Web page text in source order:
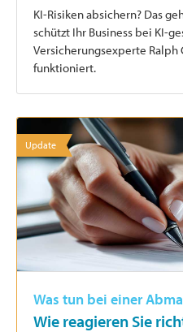
KI-Risiken absichern? Das
schützt Ihr Business bei KI-
Versicherungsexperte Ralph
funktioniert.
Update
Was tun bei einer
Wie reagieren Sie